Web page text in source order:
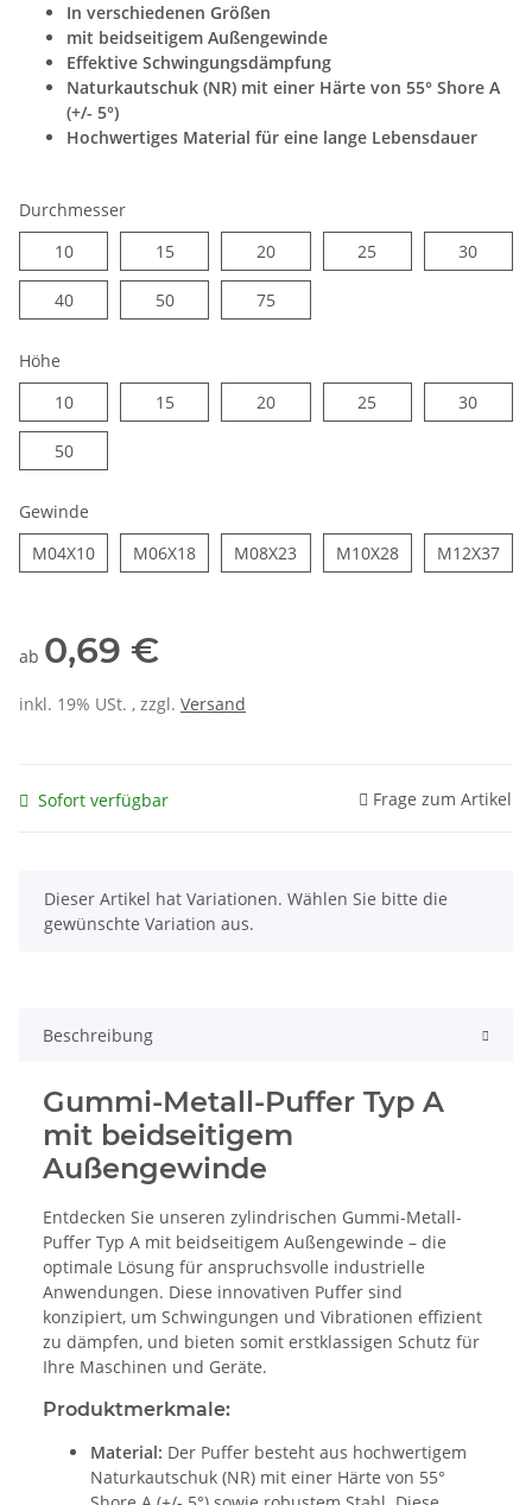
In verschiedenen Größen
mit beidseitigem Außengewinde
Effektive Schwingungsdämpfung
Naturkautschuk (NR) mit einer Härte von 55° Shore A
(+/- 5°)
Hochwertiges Material für eine lange Lebensdauer
Durchmesser
1010 1515 2020 25 3030
4040 5050 7575
Höhe
1010 1515 2020 25 3030
5050
Gewinde
M04X10M04X10M06X18M06X18M08X23 M08X23M10X28M10X28M12X37
ab 0,69 €
inkl. 19% USt. , zzgl. Versand
Sofort verfügbar Frage zum Artikel
x
Dieser Artikel hat Variationen. Wählen Sie bitte die
gewünschte Variation aus.
Beschreibung
Gummi-Metall-Puffer Typ A
mit beidseitigem
Außengewinde
Entdecken Sie unseren zylindrischen Gummi-Metall-
Puffer Typ A mit beidseitigem Außengewinde – die
optimale Lösung für anspruchsvolle industrielle
Anwendungen. Diese innovativen Puffer sind
konzipiert, um Schwingungen und Vibrationen effizient
zu dämpfen, und bieten somit erstklassigen Schutz für
Ihre Maschinen und Geräte.
Produktmerkmale:
Material: Der Puffer besteht aus hochwertigem
Naturkautschuk (NR) mit einer Härte von 55°